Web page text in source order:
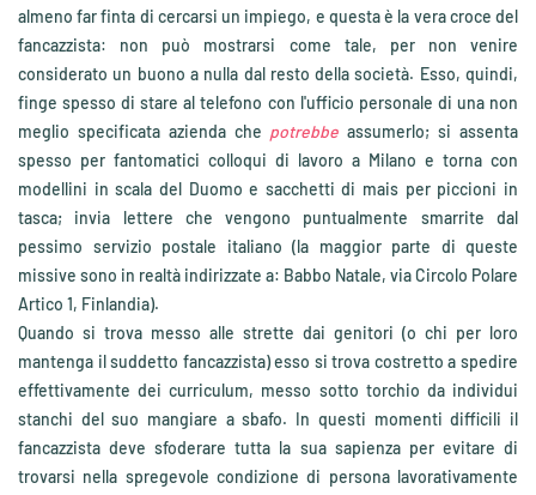
almeno far finta di cercarsi un impiego, e questa è la vera croce del
fancazzista: non può mostrarsi come tale, per non venire
considerato un buono a nulla dal resto della società. Esso, quindi,
finge spesso di stare al telefono con l'ufficio personale di una non
meglio specificata azienda che potrebbe assumerlo; si assenta
spesso per fantomatici colloqui di lavoro a Milano e torna con
modellini in scala del Duomo e sacchetti di mais per piccioni in
tasca; invia lettere che vengono puntualmente smarrite dal
pessimo servizio postale italiano (la maggior parte di queste
missive sono in realtà indirizzate a: Babbo Natale, via Circolo Polare
Artico 1, Finlandia).
Quando si trova messo alle strette dai genitori (o chi per loro
mantenga il suddetto fancazzista) esso si trova costretto a spedire
effettivamente dei curriculum, messo sotto torchio da individui
stanchi del suo mangiare a sbafo. In questi momenti difficili il
fancazzista deve sfoderare tutta la sua sapienza per evitare di
trovarsi nella spregevole condizione di persona lavorativamente